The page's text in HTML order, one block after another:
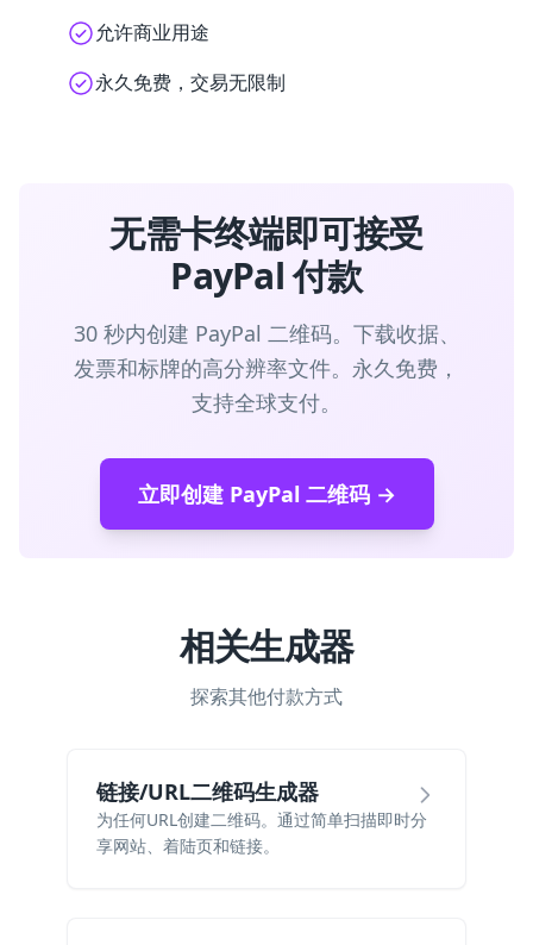
允许商业用途
永久免费，交易无限制
无需卡终端即可接受
PayPal 付款
30 秒内创建 PayPal 二维码。下载收据、
发票和标牌的高分辨率文件。永久免费，
支持全球支付。
立即创建 PayPal 二维码 →
相关生成器
探索其他付款方式
链接/URL二维码生成器
为任何URL创建二维码。通过简单扫描即时分
享网站、着陆页和链接。